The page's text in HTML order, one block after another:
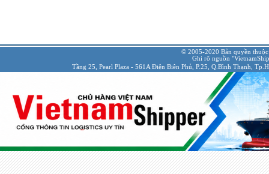
© 2005-2020 Bản quyền
Ghi rõ nguồn
Tầng 25, Pearl Plaza - 561A Điện Biên Phủ, P.25, Q.Bình Thạnh,